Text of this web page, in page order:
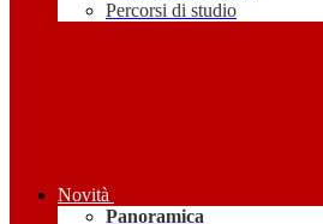
Percorsi di studio
Novità
Panoramica